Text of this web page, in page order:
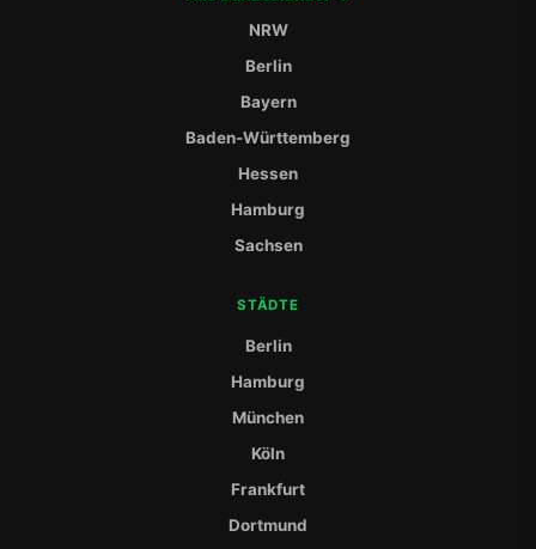
NRW
Berlin
Bayern
Baden-Württemberg
Hessen
Hamburg
Sachsen
STÄDTE
Berlin
Hamburg
München
Köln
Frankfurt
Dortmund